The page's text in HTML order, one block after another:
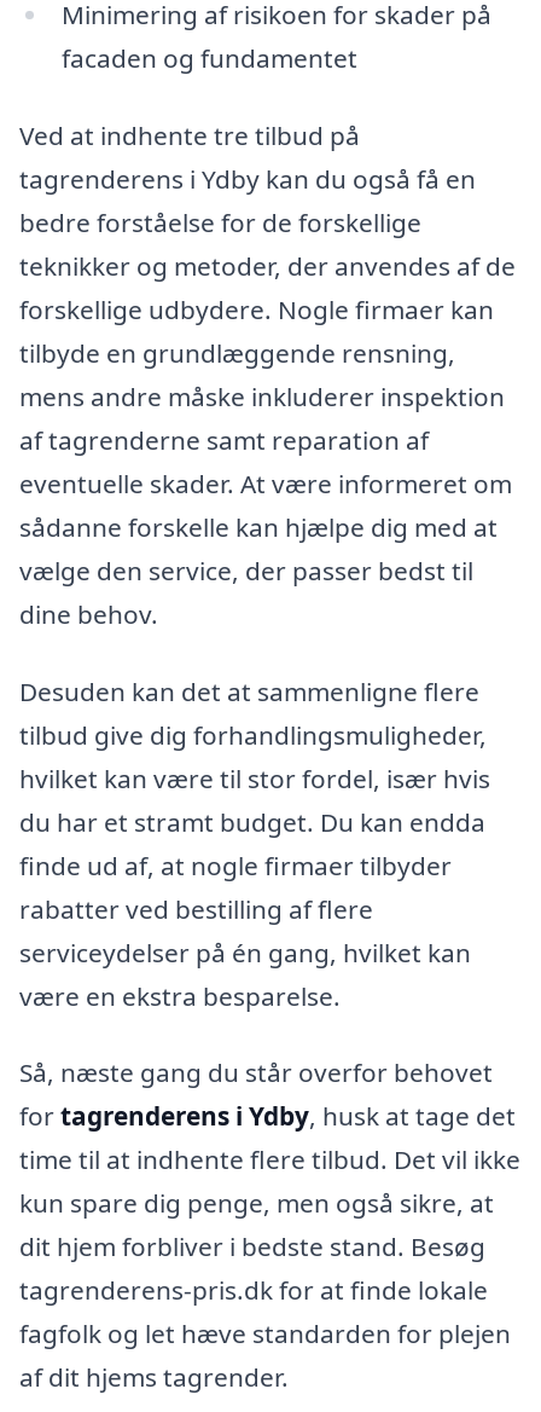
Minimering af risikoen for skader på
facaden og fundamentet
Ved at indhente tre tilbud på
tagrenderens i Ydby kan du også få en
bedre forståelse for de forskellige
teknikker og metoder, der anvendes af de
forskellige udbydere. Nogle firmaer kan
tilbyde en grundlæggende rensning,
mens andre måske inkluderer inspektion
af tagrenderne samt reparation af
eventuelle skader. At være informeret om
sådanne forskelle kan hjælpe dig med at
vælge den service, der passer bedst til
dine behov.
Desuden kan det at sammenligne flere
tilbud give dig forhandlingsmuligheder,
hvilket kan være til stor fordel, især hvis
du har et stramt budget. Du kan endda
finde ud af, at nogle firmaer tilbyder
rabatter ved bestilling af flere
serviceydelser på én gang, hvilket kan
være en ekstra besparelse.
Så, næste gang du står overfor behovet
fortagrenderens i Ydby, husk at tage det
time til at indhente flere tilbud. Det vil ikke
kun spare dig penge, men også sikre, at
dit hjem forbliver i bedste stand. Besøg
tagrenderens-pris.dk for at finde lokale
fagfolk og let hæve standarden for plejen
af dit hjems tagrender.